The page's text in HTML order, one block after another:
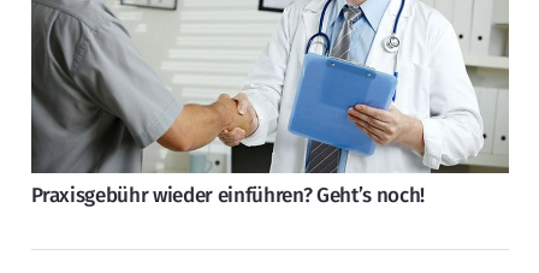
Praxisgebühr wieder einführen? Geht’s noch!